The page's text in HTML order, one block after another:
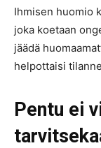
Ihmisen huomio
joka koetaan
jäädä
helpottaisi
Pentu ei